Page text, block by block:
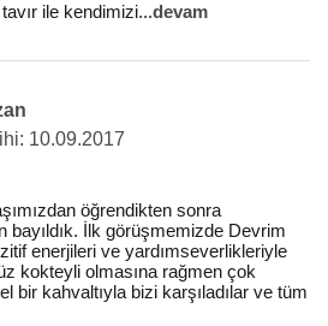
ile kendimizi...devam
10.09.2017
öğrendikten sonra
bayıldık. İlk görüşmemizde Devrim
enerjileri ve yardımseverlikleriyle
kokteyli olmasına rağmen çok
bir kahvaltıyla bizi karşıladılar ve tüm